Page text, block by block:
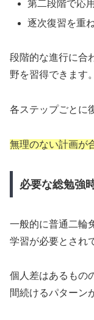
第二段階で応
逐次復習を重
段階的な進行に合
野を習得できます。
各ステップごとに
無理のない計画が
必要な総勉強
一般的に普通二輪
学習が必要とされ
個人差はあるもの
間続けるパターン